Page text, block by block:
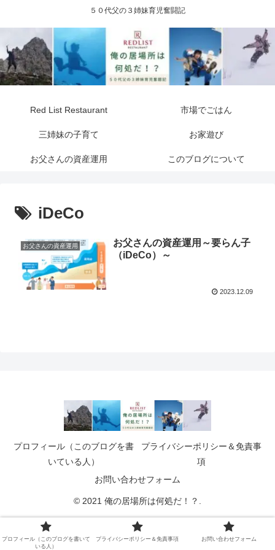
５０代父の３姉妹育児奮闘記
Red List Restaurant 市場でごはん
三姉妹の子育て お家遊び
お父さんの資産運用 このブログについて
iDeCo
お父さんの資産運用
お父さんの資産運用～要らん子
（iDeCo）～
2023.12.09
プロフィール（このブログを書
いている人）
プライバシーポリシー＆免責事
項
お問い合わせフォーム
© 2021 俺の居場所は何処だ！？.
プロフィール（このブログを書いて
いる人）
プライバシーポリシー＆免責事項 お問い合わせフォーム